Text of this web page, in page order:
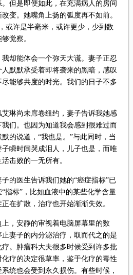
但是即便如此，在充满病人的房间
变。她嘴角上扬的弧度再不如前。
或许是半毫米，或许更少，少到数
觉察。
能体会一个弥天大谎。妻子正忍
默默承受着即将袭来的黑暗，感叹
能够共度的时光。我们的日子不多
琳尚未席卷纽约，妻子告诉我她感
们。也因为知道我会感到很难过而
的说道，“我也是。”与此同时，当
瞬时间哭成泪人，儿子也是，而唯
击败的一无所有。
医生告诉我们她的“癌症指标”已
指标”，比如血液中的某些化学含量
在扩散，治疗也开始渐渐失效。
，安静的审视着电脑屏幕里的数
妻子的内分泌治疗，取而代之的是
。肿瘤科大夫很多时候受到许多批
疗的决定很草率，鉴于化疗的毒性
统也会受到永久损伤。有些时候，